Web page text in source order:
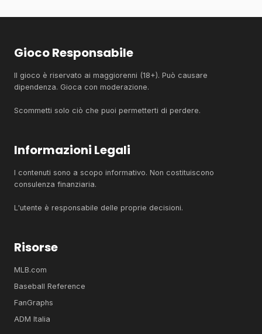
Gioco Responsabile
Il gioco è riservato ai maggiorenni (18+). Può causare
dipendenza. Gioca con moderazione.
Scommetti solo ciò che puoi permetterti di perdere.
Informazioni Legali
I contenuti sono a scopo informativo. Non costituiscono
consulenza finanziaria.
L'utente è responsabile delle proprie decisioni.
Risorse
MLB.com
Baseball Reference
FanGraphs
ADM Italia